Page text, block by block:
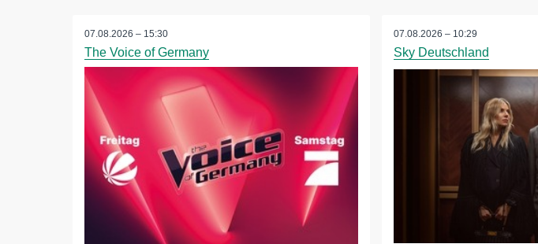
07.08.2026 – 15:30
The Voice of Germany
07.08.2026 – 10:29
Sky Deutschland